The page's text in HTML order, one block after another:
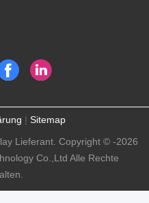
| Sitemap
Lieferant. Copyright © -2026
Co.,Ltd Alle Rechte